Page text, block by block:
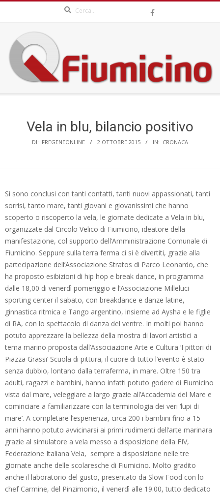
content
QFIUMICINO.COM
Vela in blu, bilancio positivo
DI: FREGENEONLINE 2 OTTOBRE 2015 IN: CRONACA
Si sono conclusi con tanti contatti, tanti nuovi appassionati, tanti
sorrisi, tanto mare, tanti giovani e giovanissimi che hanno
scoperto o riscoperto la vela, le giornate dedicate a Vela in blu,
organizzate dal Circolo Velico di Fiumicino, ideatore della
manifestazione, col supporto dell’Amministrazione Comunale di
Fiumicino. Seppure sulla terra ferma ci si è divertiti, grazie alla
partecipazione dell’Associazione Stratos di Parco Leonardo, che
ha proposto esibizioni di hip hop e break dance, in programma
dalle 18,00 di venerdì pomeriggio e l’Associazione Milleluci
sporting center il sabato, con breakdance e danze latine,
ginnastica ritmica e Tango argentino, insieme ad Aysha e le figlie
di RA, con lo spettacolo di danza del ventre. In molti poi hanno
potuto apprezzare la bellezza della mostra di lavori artistici a
tema marino proposta dall’Associazione Arte e Cultura ‘I pittori di
Piazza Grassi’ Scuola di pittura, il cuore di tutto l’evento è stato
senza dubbio, lontano dalla terraferma, in mare. Oltre 150 tra
adulti, ragazzi e bambini, hanno infatti potuto godere di Fiumicino
vista dal mare, veleggiare a largo grazie all’Accademia del Mare e
cominciare a familiarizzare con la terminologia dei veri ‘lupi di
mare’. A completare l’esperienza, circa 200 i bambini fino a 15
anni hanno potuto avvicinarsi ai primi rudimenti dell’arte marinara
grazie al simulatore a vela messo a disposizione della FIV,
Federazione Italiana Vela, sempre a disposizione nelle tre
giornate anche delle scolaresche di Fiumicino. Molto gradito
anche il laboratorio del gusto, presentato da Slow Food con lo
chef Carmine, del Pinzimonio, il venerdì alle 19.00, tutto dedicato